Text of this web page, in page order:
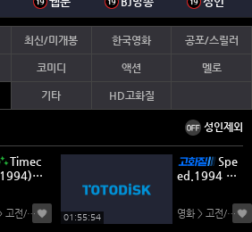
최신/미개봉 한국영화 공포/스릴러
코미디 액션 멜로
기타 HD고화질
성인제외
Timec
x
10bit r
영화 > 고전/명작 01:55:54
Spe
ed.1994 21
영화 > 고전/명작